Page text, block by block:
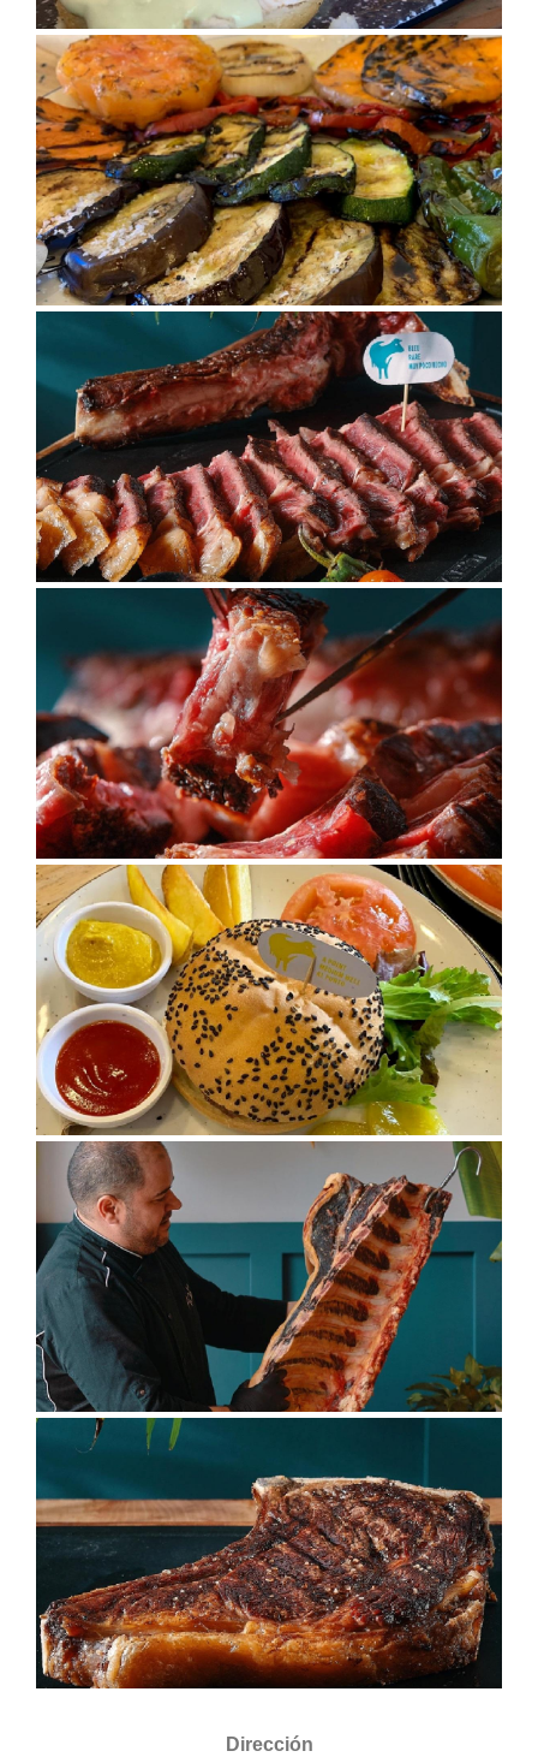
Dirección